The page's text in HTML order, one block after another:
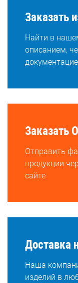
Заказать
Найти в
описанием,
Заказать
Отправить
продукции
сайте
Доставка
Наша
изделий в